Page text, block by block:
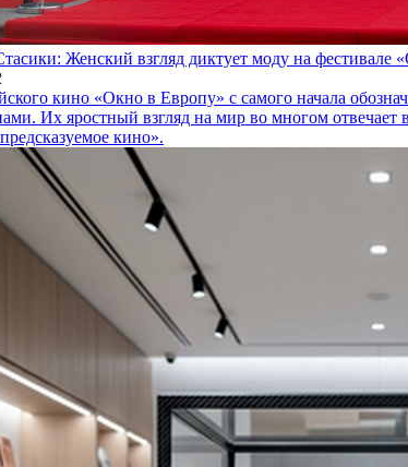
Женский взгляд диктует моду на фестивале
кино «Окно в Европу» с самого начала
Их яростный взгляд на мир во многом
кино».